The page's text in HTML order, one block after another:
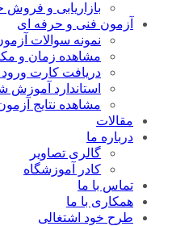
بازاریابی و فروش
آزمون فنی و حرفه ای
نمونه سوالات
مشاهده زمان و
دریافت کارت
استاندارد آموزش
مشاهده نتایج
مقالات
درباره ما
گالری تصاویر
کادر آموزشگاه
تماس با ما
همکاری با ما
طرح خود اشتغالی